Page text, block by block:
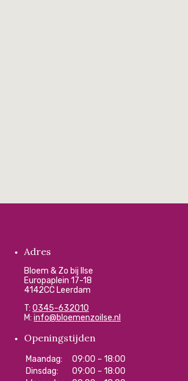
Adres
Bloem & Zo bij Ilse
Europaplein 17-18
4142CC Leerdam
T: 0345-632010
M: info@bloemenzoilse.nl
Openingstijden
Maandag:
09:00 – 18:00
Dinsdag:
09:00 – 18:00